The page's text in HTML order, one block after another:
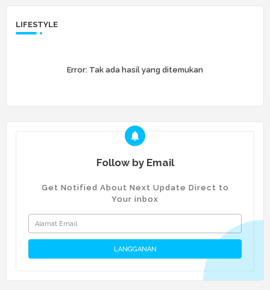
LIFESTYLE
Error: Tak ada hasil yang ditemukan
Follow by Email
Get Notified About Next Update Direct to
Your inbox